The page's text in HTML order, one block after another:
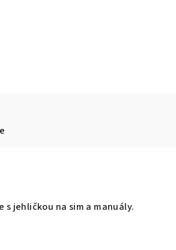
jehličkou na sim a manuály.